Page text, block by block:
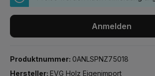
Anmelden
Produktnummer: 0ANLSPNZ75018
Hersteller: EVG Holz Eigenimport